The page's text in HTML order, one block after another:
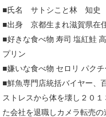
■氏名 サトシこと林 知史
■出身 京都生まれ滋賀県在
■好きな食べ物 寿司 塩紅鮭
プリン
■嫌いな食べ物 セロリ パクチ
■鮮魚専門店統括バイヤー、
ストレスから体を壊し２０
た会社を退職しカメラ転売の